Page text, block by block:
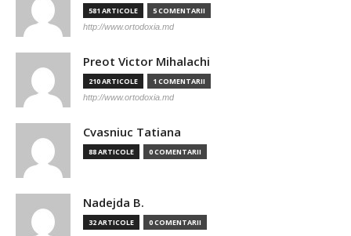
581 ARTICOLE 5 COMENTARII
http://www.ortodoxia.md
Preot Victor Mihalachi
210 ARTICOLE 1 COMENTARII
http://www.ortodoxia.md
Cvasniuc Tatiana
88 ARTICOLE 0 COMENTARII
Nadejda B.
32 ARTICOLE 0 COMENTARII